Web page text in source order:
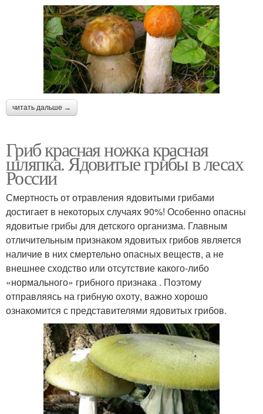
читать дальше →
Гриб красная ножка красная
шляпка. Ядовитые грибы в лесах
России
Смертность от отравления ядовитыми грибами
достигает в некоторых случаях 90%! Особенно опасны
ядовитые грибы для детского организма. Главным
отличительным признаком ядовитых грибов является
наличие в них смертельно опасных веществ, а не
внешнее сходство или отсутствие какого-либо
«нормального» грибного признака . Поэтому
отправляясь на грибную охоту, важно хорошо
ознакомится с представителями ядовитых грибов.